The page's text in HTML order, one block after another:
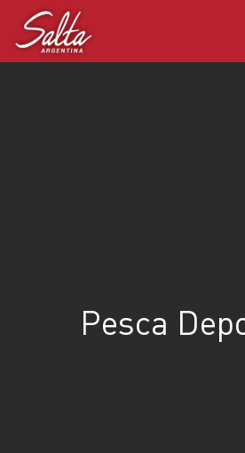
Saltar
contenido
Pesca